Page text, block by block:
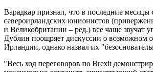
Варадкар признал, что в последние месяцы
североирландских юнионистов
и Великобритании – ред.) все чаще звучат
Дублин поощряет дискуссии о возможном
Ирландии, однако назвал их
"Весь ход переговоров по Brexit